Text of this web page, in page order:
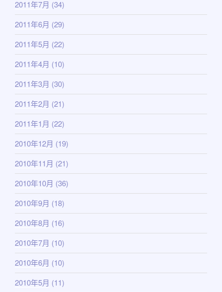
2011年7月 (34)
2011年6月 (29)
2011年5月 (22)
2011年4月 (10)
2011年3月 (30)
2011年2月 (21)
2011年1月 (22)
2010年12月 (19)
2010年11月 (21)
2010年10月 (36)
2010年9月 (18)
2010年8月 (16)
2010年7月 (10)
2010年6月 (10)
2010年5月 (11)